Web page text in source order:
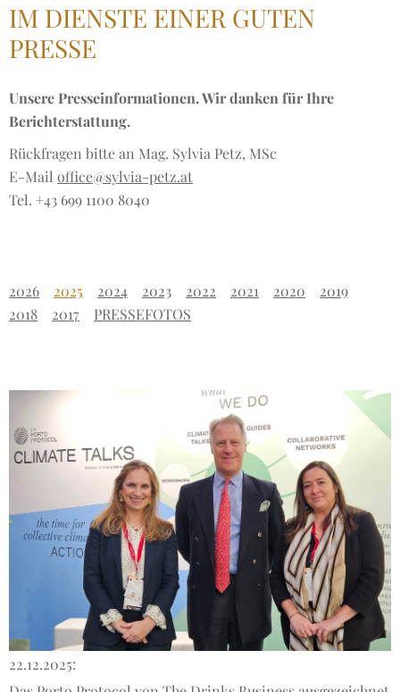
IM DIENSTE EINER GUTEN
PRESSE
Unsere Presseinformationen. Wir danken für Ihre
Berichterstattung.
Rückfragen bitte an Mag. Sylvia Petz, MSc
E-Mail office@sylvia-petz.at
Tel. +43 699 1100 8040
2026 2025 2024 2023 2022 2021 2020
2019
2018
2017 PRESSEFOTOS
22.12.2025: